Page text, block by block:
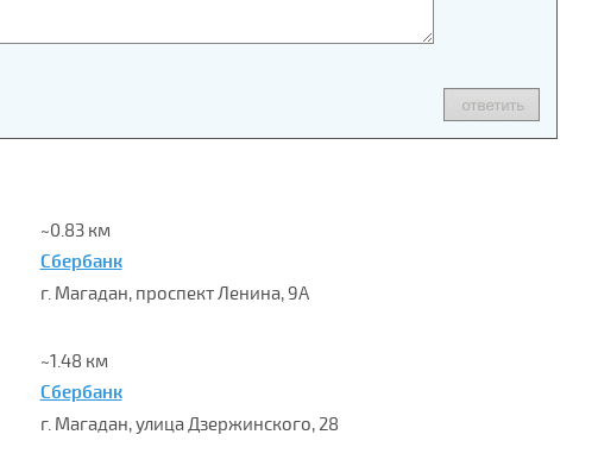
~0.83 км
Сбербанк
г. Магадан, проспект Ленина, 9А
~1.48 км
Сбербанк
г. Магадан, улица Дзержинского, 28